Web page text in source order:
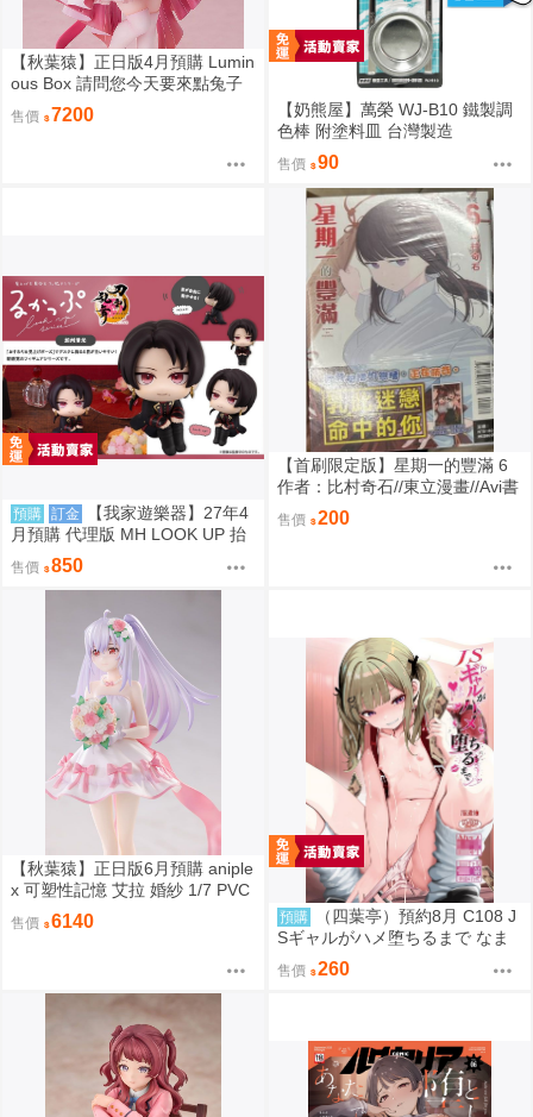
【秋葉猿】正日版4月預購 Lumin
ous Box 請問您今天要來點兔子
嗎？ 保登心愛 禮服 1/7 PVC 完
成品
售價 7200
【奶熊屋】萬榮 WJ-B10 鐵製調
色棒 附塗料皿 台灣製造
售價 90
預購 訂金
【我家遊樂器】27年4
月預購 代理版 MH LOOK UP 抬
頭系列 刀劍亂舞ONLINE 加州清
光
售價 850
【首刷限定版】星期一的豐滿 6
作者：比村奇石//東立漫畫//Avi書
售價 200
【秋葉猿】正日版6月預購 aniple
x 可塑性記憶 艾拉 婚紗 1/7 PVC
完成品
售價 6140 預購
（四葉亭）預約8月 C108 J
Sギャルがハメ堕ちるまで なま
もななせ
售價 260